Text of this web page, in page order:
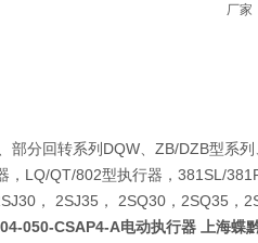
厂家
分回转系列DQW、ZB/DZB型系列
，LQ/QT/802型执行器，381SL/
， 2SJ35， 2SQ30，2SQ35，
050-CSAP4-A电动执行器 上海蝶